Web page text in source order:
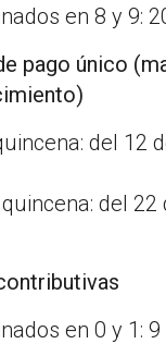
en 8 y 9:
pago único
del 12
del 22
en 0 y 1: